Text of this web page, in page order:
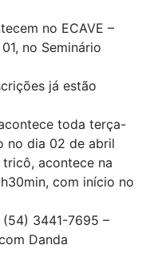
no ECAVE –
no Seminário
já estão
toda terça-
no dia 02 de abril
acontece na
com início no
(54) 3441-7695 –
Danda